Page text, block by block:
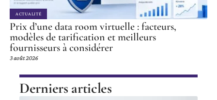
ACTUALITÉ
Prix d’une data room virtuelle : facteurs,
modèles de tarification et meilleurs
fournisseurs à considérer
3 août 2026
Derniers articles